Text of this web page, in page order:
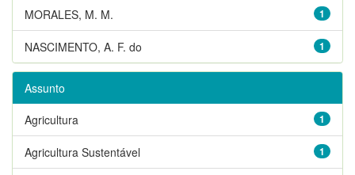
1
MORALES, M. M.
1
NASCIMENTO, A. F. do
Assunto
1
Agricultura
1
Agricultura Sustentável